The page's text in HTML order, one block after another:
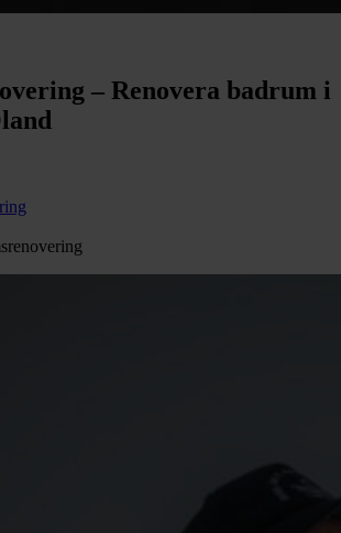
– Renovera badrum i